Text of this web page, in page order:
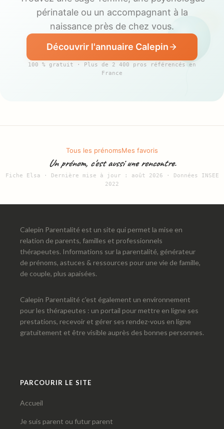
périnatale ou un accompagnant à la
naissance près de chez vous.
Découvrir l'annuaire Calepin
100 % gratuit · Plus de 2 400 pros référencés en
France
Tous les prénomsMes favoris
Un prénom, c'est aussi une rencontre.
Fiche Elsa · Dernière mise à jour : août 2026 · Données INSEE
2022
Calepin Parentalité est un site qui permet la mise en
relation de parents, familles et professionnels
thérapeutes. Informations sur la parentalité, générateur
de prénoms, astuces & ressources pour une vie de famille,
de couple, plus apaisées.
Calepin Parentalité c'est également un environnement
pour les thérapeutes : un portail pour mettre en ligne ses
prestations, recevoir et gérer ses rendez-vous en ligne
gratuitement et être visible auprès des bonnes personnes.
PARCOURIR LE SITE
Accueil
Je suis parent ou futur parent